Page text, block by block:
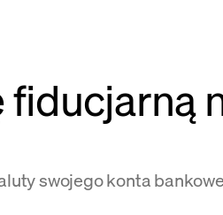
fiducjarną
swojego konta